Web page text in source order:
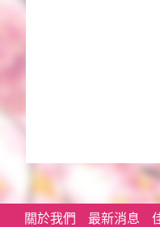
關於我們 最新消息